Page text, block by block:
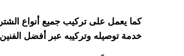
كما يعمل على تركيب جميع أنواع
خدمة توصيله وتركيبه عبر أفضل